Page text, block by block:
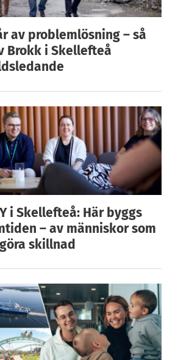
av problemlösning – så
Brokk i Skellefteå
i Skellefteå: Här byggs
– av människor som
skillnad